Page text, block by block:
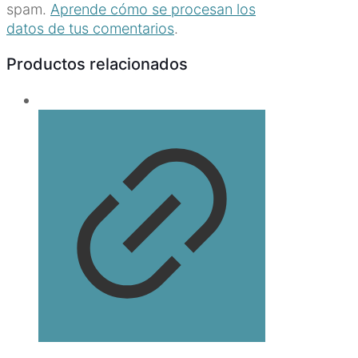
spam. Aprende cómo se procesan los
datos de tus comentarios.
Productos relacionados